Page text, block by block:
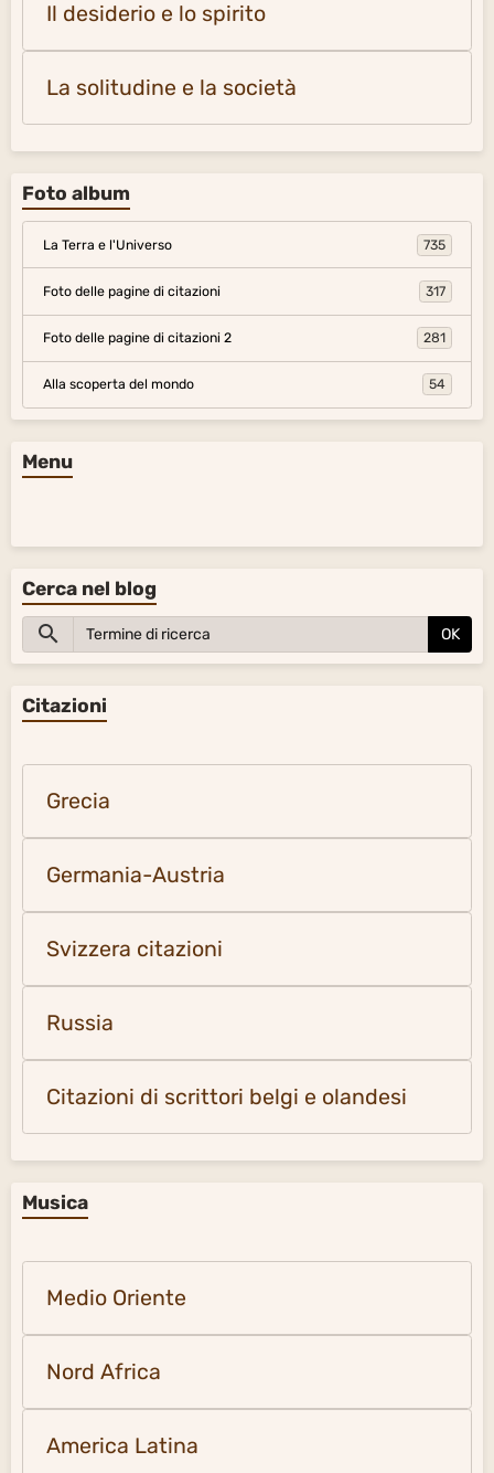
Il desiderio e lo spirito
La solitudine e la società
Foto album
La Terra e l'Universo 735
Foto delle pagine di citazioni 317
Foto delle pagine di citazioni 2 281
Alla scoperta del mondo 54
Menu
Cerca nel blog
OK
Citazioni
Grecia
Germania-Austria
Svizzera citazioni
Russia
Citazioni di scrittori belgi e olandesi
Musica
Medio Oriente
Nord Africa
America Latina